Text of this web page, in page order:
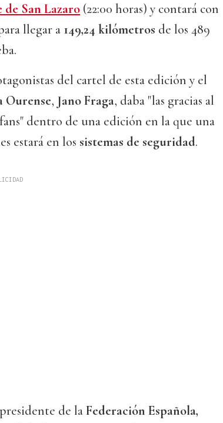
de San Lazaro (22:00 horas) y contará con
llegar a 149,24 kilómetros de los 489
del cartel de esta edición y el
Ourense, Jano Fraga, daba "las gracias al
dentro de una edición en la que una
estará en los sistemas de seguridad.
de laFederación Española,